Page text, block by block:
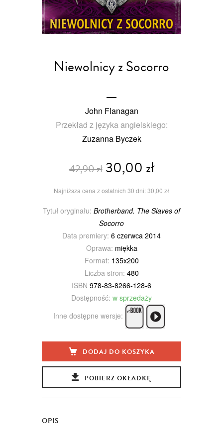
Niewolnicy z Socorro
John Flanagan
Przekład z języka angielskiego:
Zuzanna Byczek
42,90 zł30,00 zł
Najniższa cena z ostatnich 30 dni: 30,00 zł
Tytuł oryginału: Brotherband. The Slaves of
Socorro
Data premiery: 6 czerwca 2014
Oprawa: miękka
Format: 135x200
Liczba stron: 480
ISBN 978-83-8266-128-6
Dostępność: w sprzedaży
Inne dostępne wersje:
DODAJ DO KOSZYKA
POBIERZ OKŁADKĘ
OPIS